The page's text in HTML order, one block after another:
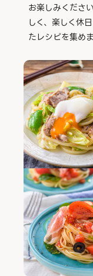
お楽しみくださ
しく、楽しく休
たレシピを集めま